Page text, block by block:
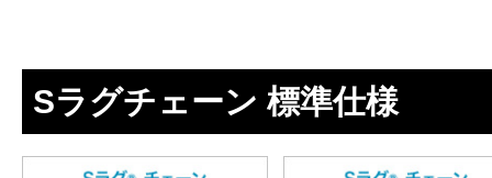
Sラグチェーン 標準仕様